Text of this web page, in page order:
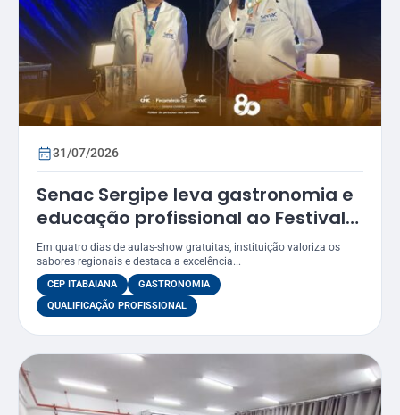
31/07/2026
Senac Sergipe leva gastronomia e
educação profissional ao Festival
Gastronômico de Itabaiana 2026
Em quatro dias de aulas-show gratuitas, instituição valoriza os
sabores regionais e destaca a excelência...
CEP ITABAIANA
GASTRONOMIA
QUALIFICAÇÃO PROFISSIONAL